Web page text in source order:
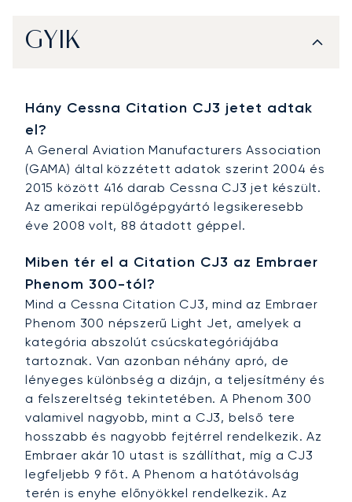
GYIK
Hány Cessna Citation CJ3 jetet adtak
el?
A General Aviation Manufacturers Association
(GAMA) által közzétett adatok szerint 2004 és
2015 között 416 darab Cessna CJ3 jet készült.
Az amerikai repülőgépgyártó legsikeresebb
éve 2008 volt, 88 átadott géppel.
Miben tér el a Citation CJ3 az Embraer
Phenom 300-tól?
Mind a Cessna Citation CJ3, mind az Embraer
Phenom 300 népszerű Light Jet, amelyek a
kategória abszolút csúcskategóriájába
tartoznak. Van azonban néhány apró, de
lényeges különbség a dizájn, a teljesítmény és
a felszereltség tekintetében. A Phenom 300
valamivel nagyobb, mint a CJ3, belső tere
hosszabb és nagyobb fejtérrel rendelkezik. Az
Embraer akár 10 utast is szállíthat, míg a CJ3
legfeljebb 9 főt. A Phenom a hatótávolság
terén is enyhe előnyökkel rendelkezik. Az